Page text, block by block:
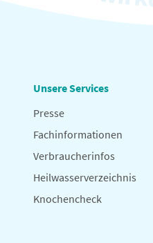
Unsere Services
Presse
Fachinformationen
Verbraucherinfos
Heilwasserverzeichnis
Knochencheck